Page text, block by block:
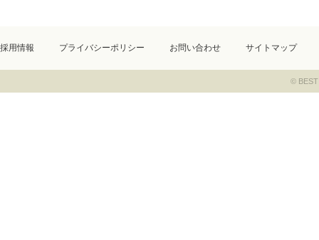
採用情報 プライバシーポリシー お問い合わせ サイトマップ
© BEST